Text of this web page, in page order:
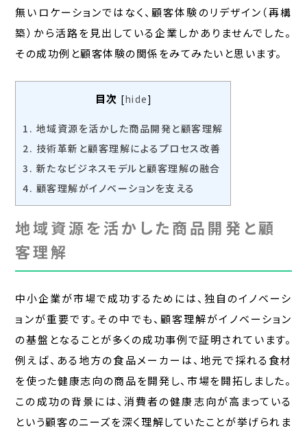
無いロケーションではなく、顧客体験のリデザイン（再構
築）から活路を見出している企業しかありませんでした。
その成功例と顧客体験の関係をみてみたいと思います。
目次 [hide]
1. 地域資源を活かした商品開発と顧客理解
2. 技術革新と顧客理解によるプロセス改善
3. 新たなビジネスモデルと顧客理解の融合
4. 顧客理解がイノベーションを支える
地域資源を活かした商品開発と顧
客理解
中小企業が市場で成功するためには、独自のイノベーシ
ョンが重要です。その中でも、顧客理解がイノベーション
の基盤となることが多くの成功事例で証明されています。
例えば、ある地方の食品メーカーは、地元で採れる食材
を使った健康志向の商品を開発し、市場を開拓しました。
この成功の背景には、消費者の健康志向が高まっている
という顧客のニーズを深く理解していたことが挙げられま